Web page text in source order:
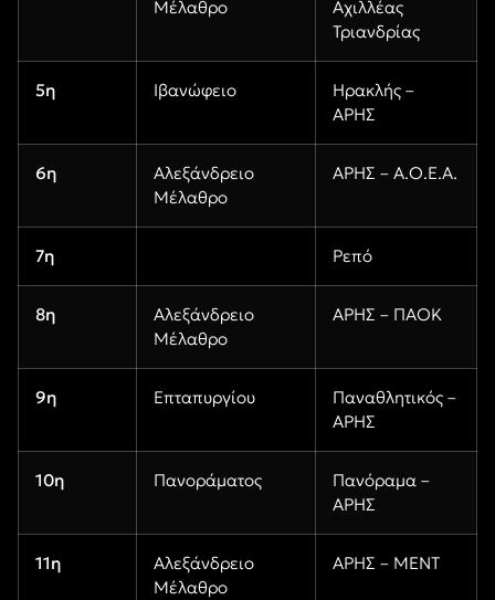
Μέλαθρο
Αχιλλέας
Τριανδρίας
5η Ιβανώφειο
Ηρακλής –
ΑΡΗΣ
6η
Αλεξάνδρειο
Μέλαθρο
ΑΡΗΣ – Α.Ο.Ε.Α.
7η Ρεπό
8η
Αλεξάνδρειο
Μέλαθρο
ΑΡΗΣ – ΠΑΟΚ
9η Επταπυργίου
Παναθλητικός –
ΑΡΗΣ
10η Πανοράματος
Πανόραμα –
ΑΡΗΣ
11η
Αλεξάνδρειο
Μέλαθρο
ΑΡΗΣ – ΜΕΝΤ